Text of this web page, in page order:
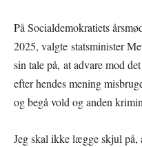
På Socialdemokratiets
2025, valgte statsminister
sin tale på, at advare mod
efter hendes mening
og begå vold og anden
Jeg skal ikke lægge skjul på,